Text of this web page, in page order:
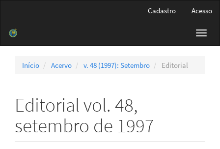
Barra
Cadastro Acesso
Início Acervo v. 48 (1997): Setembro Editorial
Editorial vol. 48,
setembro de 1997